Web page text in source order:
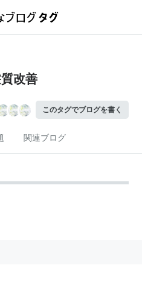
改善
このタグでブログを書く
関連ブログ